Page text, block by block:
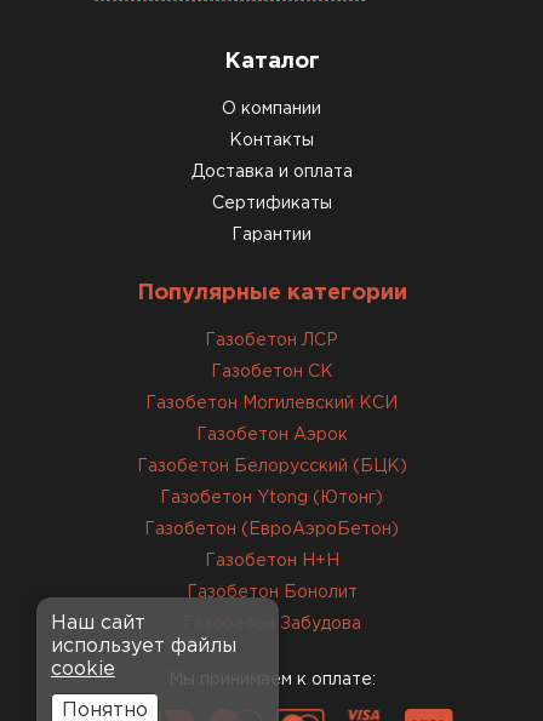
характеристикам. Строители довольны,
Константин Рябов
Завершали стройку зимой. Блоки пришли в
задачей справились
ОСТАВИТЬ ОТЗЫВ
Каталог
О компании
Контакты
Доставка и оплата
Сертификаты
Гарантии
Популярные категории
Газобетон ЛСР
Газобетон СК
Газобетон Могилевский КСИ
Газобетон Аэрок
Газобетон Белорусский (БЦК)
Газобетон Ytong (Ютонг)
Газобетон (ЕвроАэроБетон)
Газобетон H+H
Газобетон Бонолит
Газобетон Забудова
Мы принимаем к оплате:
Наш сайт
использует файлы
cookie
Понятно